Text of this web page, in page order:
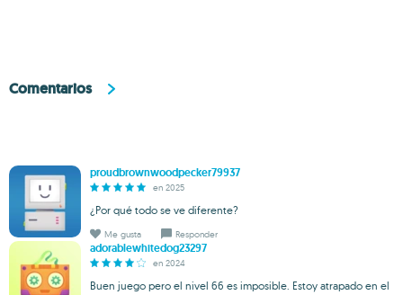
Comentarios
proudbrownwoodpecker79937
en 2025
¿Por qué todo se ve diferente?
Me gusta Responder
adorablewhitedog23297
en 2024
Buen juego pero el nivel 66 es imposible. Estoy atrapado en el